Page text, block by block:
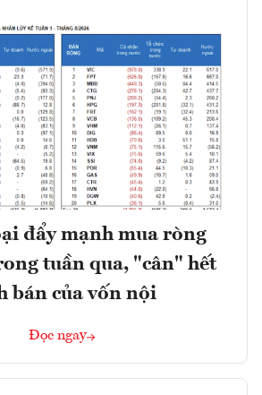
đẩy mạnh mua ròng
tuần qua, "cân" hết
bán của vốn nội
Đọc ngay